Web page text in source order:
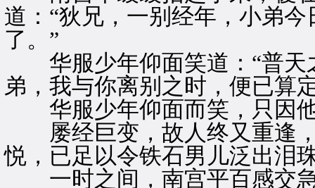
道：“狄兄，一别经年，小弟
了。”
华服少年仰面笑道：“普天
弟，我与你离别之时，便已算
华服少年仰面而笑，只因他
屡经巨变，故人终又重逢，
悦，已足以令铁石男儿泛出泪
一时之间，南宫平百感交急